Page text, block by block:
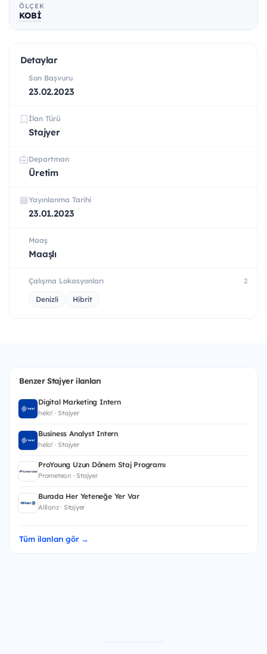
ÖLÇEK
KOBİ
Detaylar
Son Başvuru
23.02.2023
İlan Türü
Stajyer
Departman
Üretim
Yayınlanma Tarihi
23.01.2023
Maaş
Maaşlı
Çalışma Lokasyonları 2
Denizli Hibrit
Benzer Stajyer ilanları
Digital Marketing Intern
helo! · Stajyer
Business Analyst Intern
helo! · Stajyer
ProYoung Uzun Dönem Staj Programı
Prometeon · Stajyer
Burada Her Yeteneğe Yer Var
Allianz · Stajyer
Tüm ilanları gör →